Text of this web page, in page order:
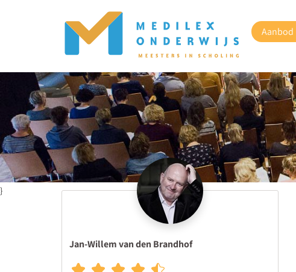
Aanbod
}
Jan-Willem van den Brandhof